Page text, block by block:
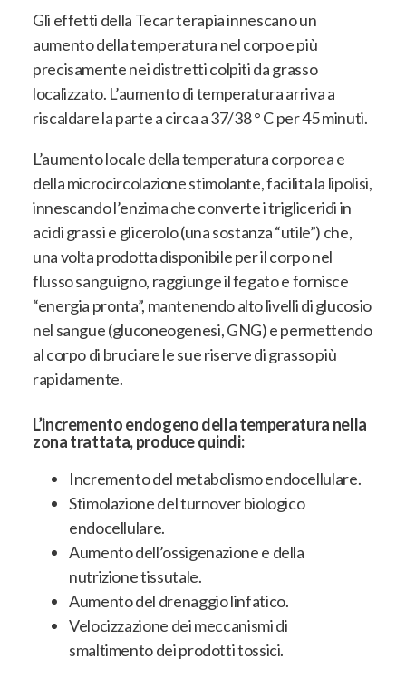
Gli effetti della Tecar terapia innescano un
aumento della temperatura nel corpo e più
precisamente nei distretti colpiti da grasso
localizzato. L’aumento di temperatura arriva a
riscaldare la parte a circa a 37/38 ° C per 45 minuti.
L’aumento locale della temperatura corporea e
della microcircolazione stimolante, facilita la lipolisi,
innescando l’enzima che converte i trigliceridi in
acidi grassi e glicerolo (una sostanza “utile”) che,
una volta prodotta disponibile per il corpo nel
flusso sanguigno, raggiunge il fegato e fornisce
“energia pronta”, mantenendo alto livelli di glucosio
nel sangue (gluconeogenesi, GNG) e permettendo
al corpo di bruciare le sue riserve di grasso più
rapidamente.
L’incremento endogeno della temperatura nella
zona trattata, produce quindi:
Incremento del metabolismo endocellulare.
Stimolazione del turnover biologico
endocellulare.
Aumento dell’ossigenazione e della
nutrizione tissutale.
Aumento del drenaggio linfatico.
Velocizzazione dei meccanismi di
smaltimento dei prodotti tossici.